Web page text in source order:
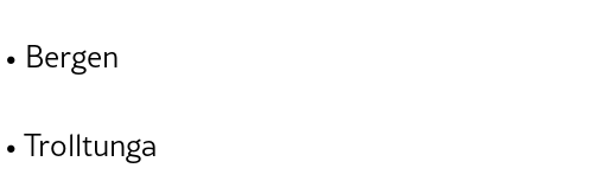
• Bergen
• Trolltunga